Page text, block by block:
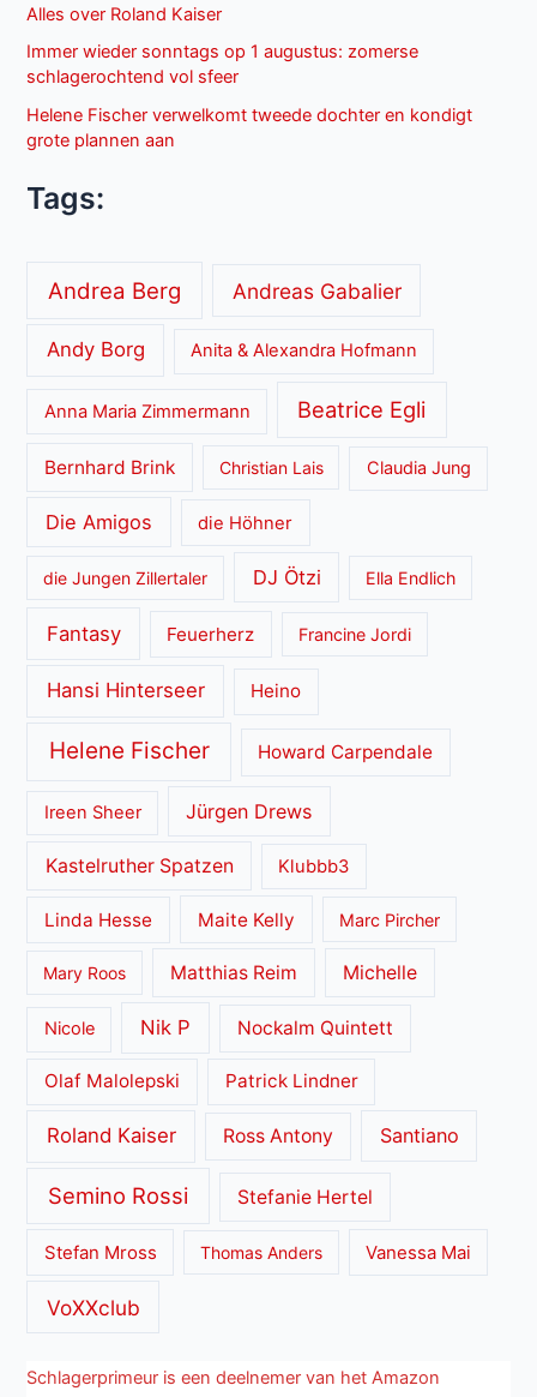
Alles over Roland Kaiser
Immer wieder sonntags op 1 augustus: zomerse
schlagerochtend vol sfeer
Helene Fischer verwelkomt tweede dochter en kondigt
grote plannen aan
Tags:
Andrea Berg Andreas Gabalier
Andy Borg Anita & Alexandra Hofmann
Anna Maria Zimmermann Beatrice Egli
Bernhard Brink Christian Lais Claudia Jung
Die Amigos die Höhner
die Jungen Zillertaler DJ Ötzi Ella Endlich
Fantasy Feuerherz Francine Jordi
Hansi Hinterseer Heino
Helene Fischer Howard Carpendale
Ireen Sheer Jürgen Drews
Kastelruther Spatzen Klubbb3
Linda Hesse Maite Kelly Marc Pircher
Mary Roos Matthias Reim Michelle
Nicole Nik P Nockalm Quintett
Olaf Malolepski Patrick Lindner
Roland Kaiser Ross Antony Santiano
Semino Rossi Stefanie Hertel
Stefan Mross Thomas Anders Vanessa Mai
VoXXclub
Schlagerprimeur is een deelnemer van het Amazon